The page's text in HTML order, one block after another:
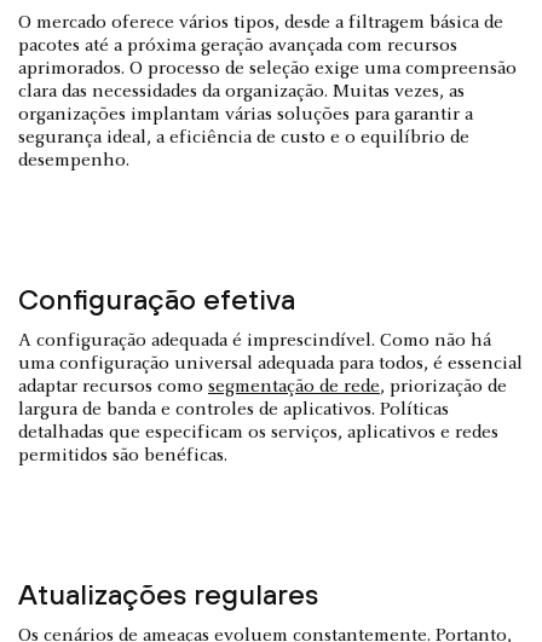
O mercado oferece vários tipos, desde a filtragem básica de
pacotes até a próxima geração avançada com recursos
aprimorados. O processo de seleção exige uma compreensão
clara das necessidades da organização. Muitas vezes, as
organizações implantam várias soluções para garantir a
segurança ideal, a eficiência de custo e o equilíbrio de
desempenho.
Configuração efetiva
A configuração adequada é imprescindível. Como não há
uma configuração universal adequada para todos, é essencial
adaptar recursos como segmentação de rede, priorização de
largura de banda e controles de aplicativos. Políticas
detalhadas que especificam os serviços, aplicativos e redes
permitidos são benéficas.
Atualizações regulares
Os cenários de ameaças evoluem constantemente. Portanto,